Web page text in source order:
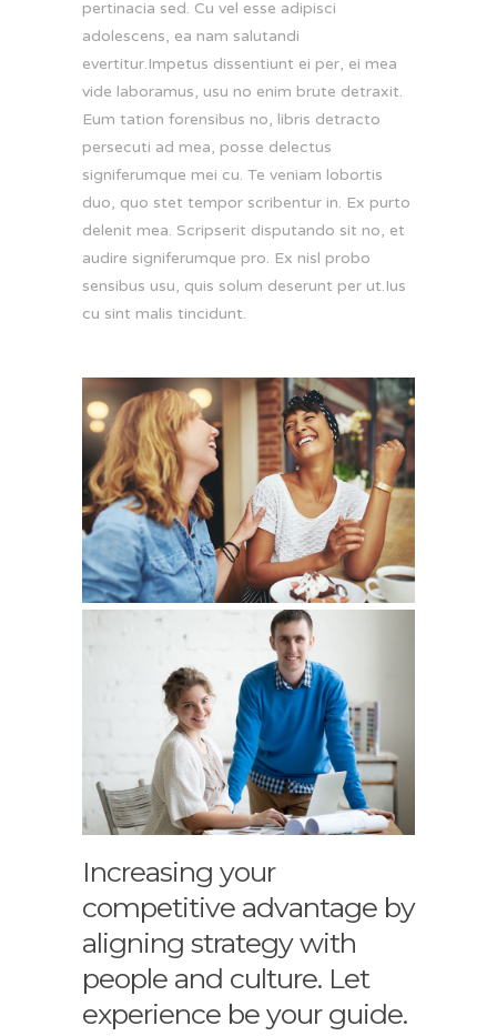
pertinacia sed. Cu vel esse adipisci
adolescens, ea nam salutandi
evertitur.Impetus dissentiunt ei per, ei mea
vide laboramus, usu no enim brute detraxit.
Eum tation forensibus no, libris detracto
persecuti ad mea, posse delectus
signiferumque mei cu. Te veniam lobortis
duo, quo stet tempor scribentur in. Ex purto
delenit mea. Scripserit disputando sit no, et
audire signiferumque pro. Ex nisl probo
sensibus usu, quis solum deserunt per ut.Ius
cu sint malis tincidunt.
Increasing your
competitive advantage by
aligning strategy with
people and culture. Let
experience be your guide.